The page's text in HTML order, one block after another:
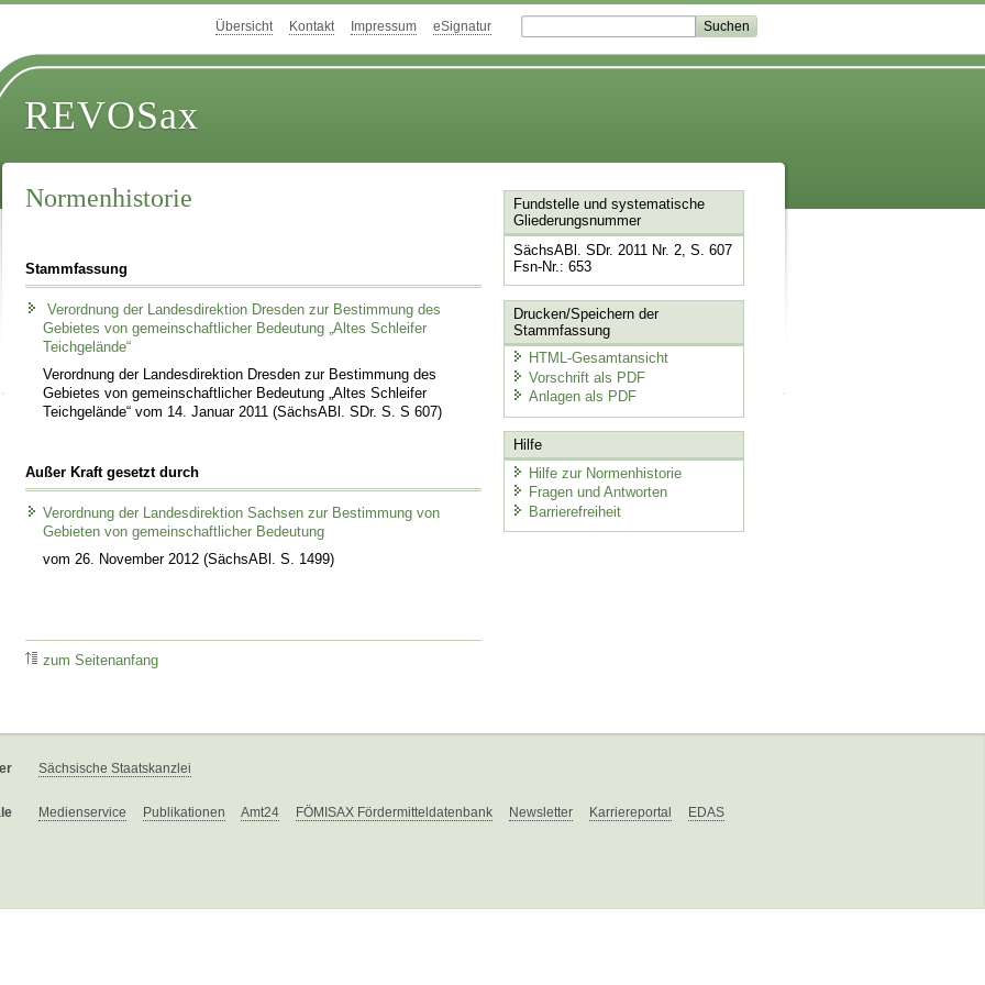
Übersicht Kontakt Impressum eSignatur
REVOSax
Normenhistorie
Stammfassung
Verordnung der Landesdirektion Dresden zur Bestimmung des
Gebietes von gemeinschaftlicher Bedeutung „Altes Schleifer
Teichgelände“
Verordnung der Landesdirektion Dresden zur Bestimmung des
Gebietes von gemeinschaftlicher Bedeutung „Altes Schleifer
Teichgelände“ vom 14. Januar 2011 (SächsABl. SDr. S. S 607)
Außer Kraft gesetzt durch
Verordnung der Landesdirektion Sachsen zur Bestimmung von
Gebieten von gemeinschaftlicher Bedeutung
vom 26. November 2012 (SächsABl. S. 1499)
zum Seitenanfang
Fundstelle und systematische
Gliederungsnummer
SächsABl. SDr. 2011 Nr. 2, S. 607
Fsn-Nr.: 653
Drucken/Speichern der
Stammfassung
HTML-Gesamtansicht
Vorschrift als PDF
Anlagen als PDF
Hilfe
Hilfe zur Normenhistorie
Fragen und Antworten
Barrierefreiheit
Sächsische Staatskanzlei
Medienservice Publikationen Amt24 FÖMISAX Fördermitteldatenbank Newsletter Karriereportal EDAS